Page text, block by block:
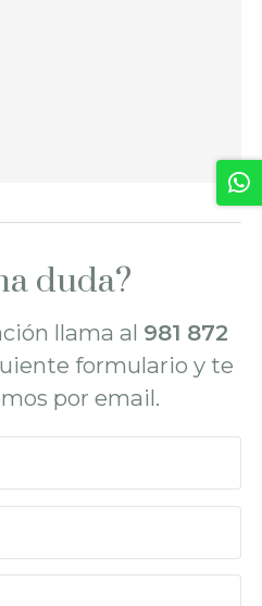
duda?
llama al 981 872
formulario y te
por email.